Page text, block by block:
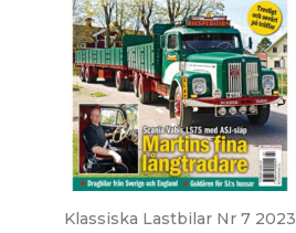
Snabbvy
Klassiska Lastbilar Nr 7 2023